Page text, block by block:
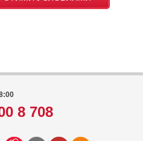
8 708